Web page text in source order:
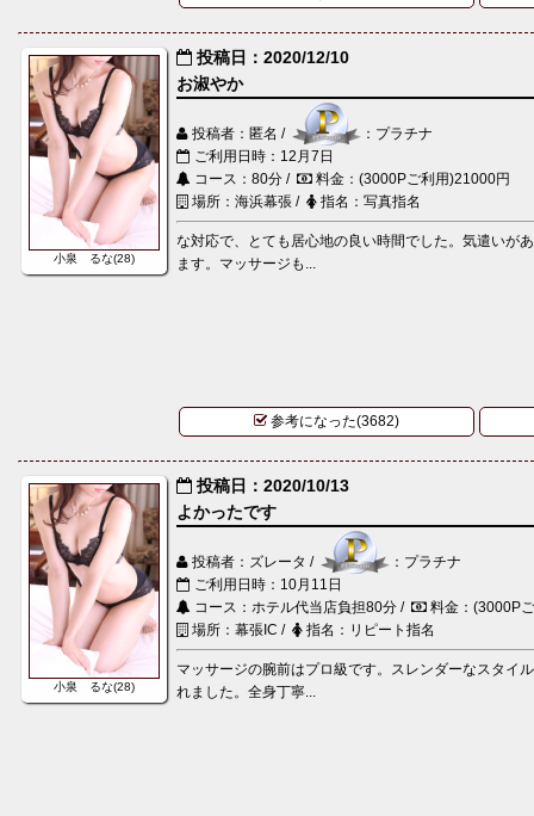
小泉 るな(28)
投稿日：2020/12/10
お淑やか
投稿者：匿名 /
：プラチナ
ご利用日時：12月7日
コース：80分 /
料金：(3000Pご利用)21000円
場所：海浜幕張 /
指名：写真指名
な対応で、とても居心地の良い時間でした。気遣いが
ます。マッサージも...
参考になった(3682)
小泉 るな(28)
投稿日：2020/10/13
よかったです
投稿者：ズレータ /
：プラチナ
ご利用日時：10月11日
コース：ホテル代当店負担80分 /
料金：(3000P
場所：幕張IC /
指名：リピート指名
マッサージの腕前はプロ級です。スレンダーなスタイ
れました。全身丁寧...